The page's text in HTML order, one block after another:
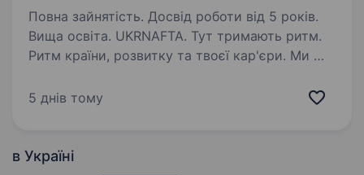
Повна зайнятість. Досвід роботи від 5 років.
Вища освіта. UKRNAFTA. Тут тримають ритм.
Ритм країни, розвитку та твоєї кар'єри. Ми —
Сьогодні це 2 000+ свердловин, майже 700
5 днів тому
в Україні